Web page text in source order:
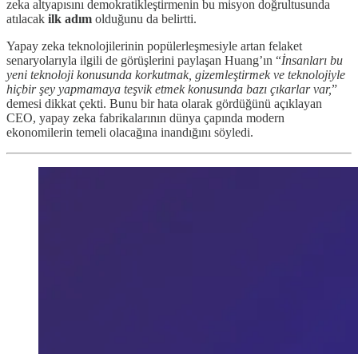
zeka altyapısını demokratikleştirmenin bu misyon doğrultusunda
atılacak ilk adım olduğunu da belirtti.
Yapay zeka teknolojilerinin popülerleşmesiyle artan felaket
senaryolarıyla ilgili de görüşlerini paylaşan Huang’ın “İnsanları bu
yeni teknoloji konusunda korkutmak, gizemleştirmek ve teknolojiyle
hiçbir şey yapmamaya teşvik etmek konusunda bazı çıkarlar var,”
demesi dikkat çekti. Bunu bir hata olarak gördüğünü açıklayan
CEO, yapay zeka fabrikalarının dünya çapında modern
ekonomilerin temeli olacağına inandığını söyledi.